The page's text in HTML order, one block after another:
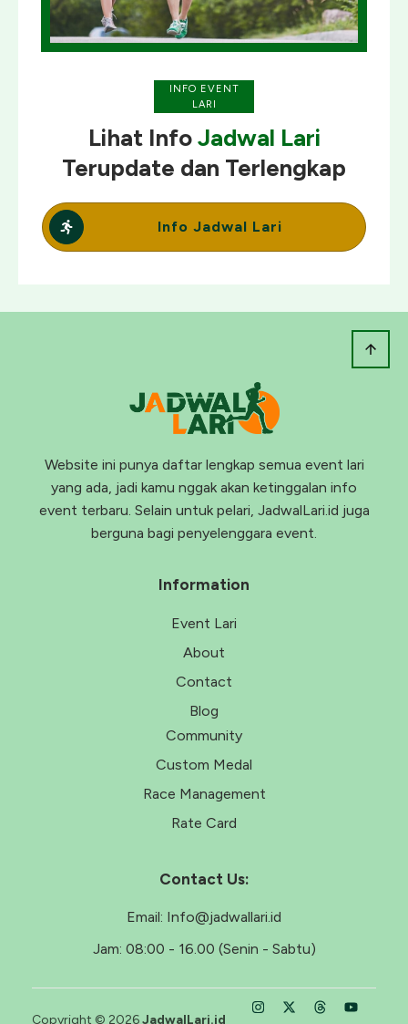
INFO EVENT
LARI
Lihat InfoJadwal Lari
Terupdate dan Terlengkap
Info Jadwal Lari
Website ini punya daftar lengkap semua event lari
yang ada, jadi kamu nggak akan ketinggalan info
event terbaru. Selain untuk pelari, JadwalLari.id juga
berguna bagi penyelenggara event.
Information
Event Lari
About
Contact
Blog
Community
Custom Medal
Race Management
Rate Card
Contact Us:
Email: Info@jadwallari.id
Jam: 08:00 - 16.00 (Senin - Sabtu)
Copyright © 2026JadwalLari.id